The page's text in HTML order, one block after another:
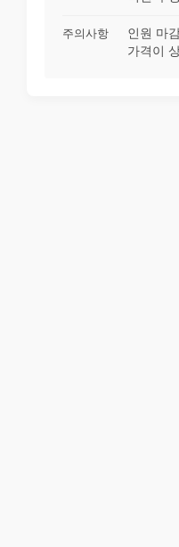
주의사항
인원 마
가격이